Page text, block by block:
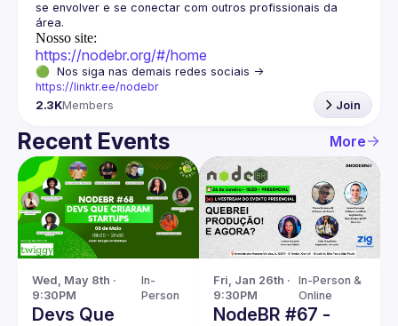
se envolver e se conectar com outros profissionais da
Nosso site:
https://nodebr.org/#/home
https://linktr.ee/nodebr
2.3KMembers Join
Recent Events More
Wed, May 8th ·
9:30PM
In-
Person
Devs Que
Fri, Jan 26th ·
9:30PM
In-Person &
Online
NodeBR #67 -